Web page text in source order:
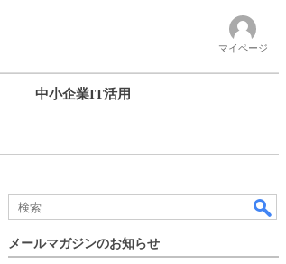
マイページ
中小企業IT活用
メールマガジンのお知らせ